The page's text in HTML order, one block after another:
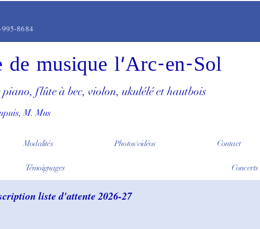
8684
de musique l'Arc-en-Sol
piano, flûte à bec, violon, ukulélé et hautbois
M. Mus
Modalités Photos/vidéos Contact
Témoignages
liste d'attente 2026-27